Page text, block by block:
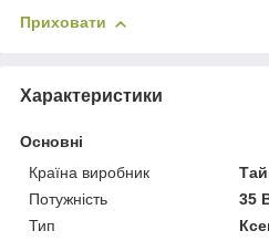
Приховати
Характеристики
Основні
Країна виробник
Потужність
35
Тип